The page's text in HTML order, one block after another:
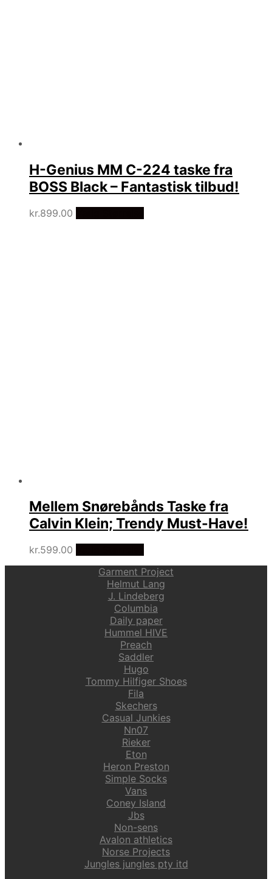
H-Genius MM C-224 taske fra
BOSS Black – Fantastisk tilbud!
kr.899.00
Mellem Snørebånds Taske fra
Calvin Klein; Trendy Must-Have!
kr.599.00
Garment Project
Helmut Lang
J. Lindeberg
Columbia
Daily paper
Hummel HIVE
Preach
Saddler
Hugo
Tommy Hilfiger Shoes
Fila
Skechers
Casual Junkies
Nn07
Rieker
Eton
Heron Preston
Simple Socks
Vans
Coney Island
Jbs
Non-sens
Avalon athletics
Norse Projects
Jungles jungles pty itd